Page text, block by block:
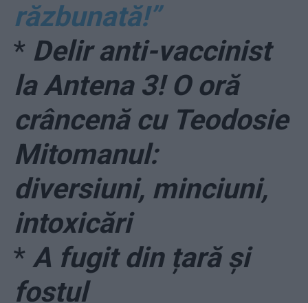
răzbunată!”
* Delir anti-vaccinist
la Antena 3! O oră
crâncenă cu Teodosie
Mitomanul:
diversiuni, minciuni,
intoxicări
* A fugit din țară și
fostul